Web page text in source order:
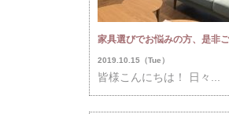
家具選びでお悩みの方、是非
2019.10.15（Tue）
皆様こんにちは！ 日々...